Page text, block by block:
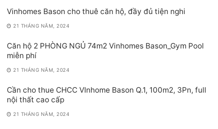
Vinhomes Bason cho thuê căn hộ, đầy đủ tiện nghi
21 THÁNG NĂM, 2024
Căn hộ 2 PHÒNG NGỦ 74m2 Vinhomes Bason_Gym Pool
miễn phí
21 THÁNG NĂM, 2024
Cần cho thue CHCC VInhome Bason Q.1, 100m2, 3Pn, full
nội thất cao cấp
21 THÁNG NĂM, 2024